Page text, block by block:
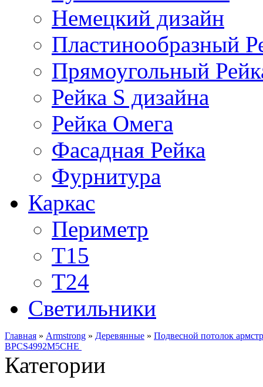
Немецкий дизайн
Пластинообразный
Прямоугольный
Рейка S дизайна
Рейка Омега
Фасадная Рейка
Фурнитура
Каркас
Периметр
Т15
Т24
Светильники
Главная » Armstrong » Деревянные » Подвесной потолок
BPCS4992M5CHE
Категории